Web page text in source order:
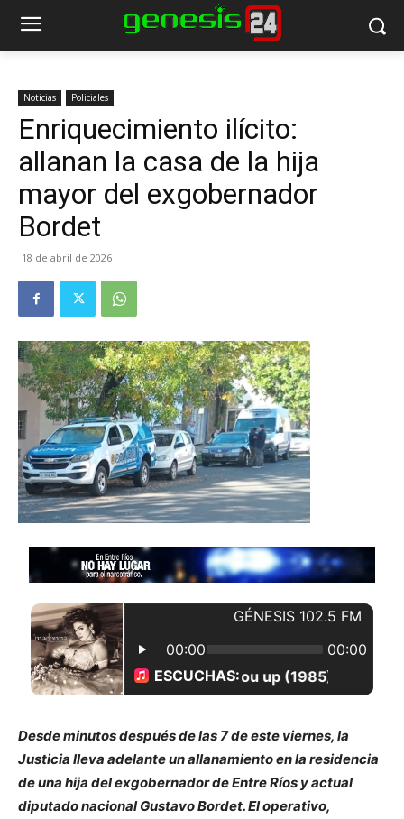
Noticias Policiales
Enriquecimiento ilícito:
allanan la casa de la hija
mayor del exgobernador
Bordet
18 de abril de 2026
Desde minutos después de las 7 de este viernes, la
Justicia lleva adelante un allanamiento en la residencia
de una hija del exgobernador de Entre Ríos y actual
diputado nacional Gustavo Bordet. El operativo,